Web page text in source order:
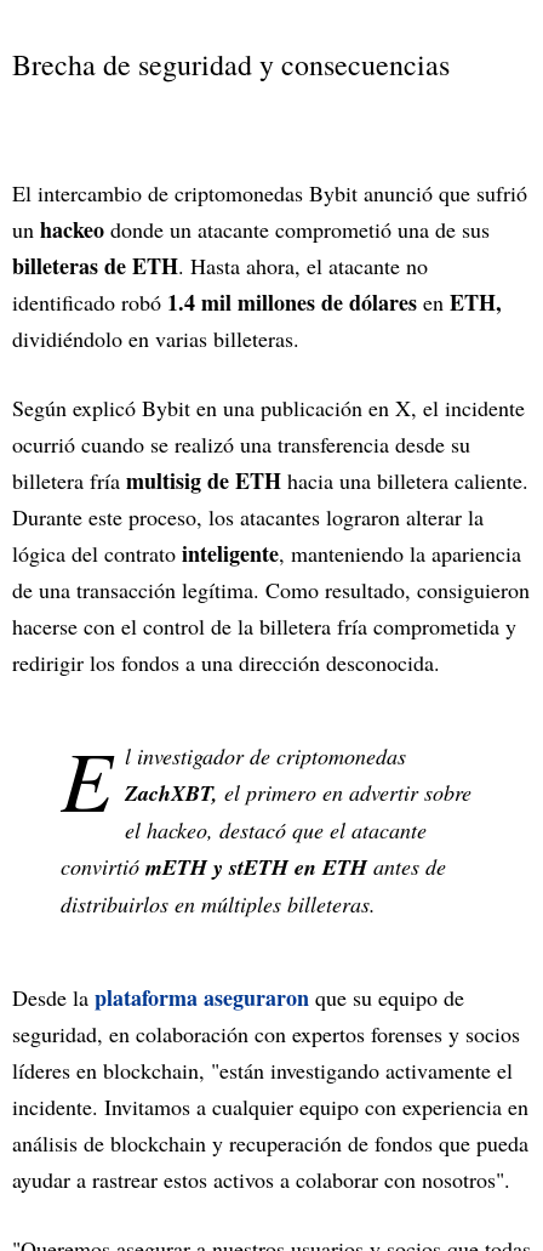
Brecha de seguridad y consecuencias
El intercambio de criptomonedas Bybit anunció que sufrió
un hackeo donde un atacante comprometió una de sus
billeteras de ETH. Hasta ahora, el atacante no
identificado robó 1.4 mil millones de dólares en ETH,
dividiéndolo en varias billeteras.
Según explicó Bybit en una publicación en X, el incidente
ocurrió cuando se realizó una transferencia desde su
billetera fría multisig de ETH hacia una billetera caliente.
Durante este proceso, los atacantes lograron alterar la
lógica del contrato inteligente, manteniendo la apariencia
de una transacción legítima. Como resultado, consiguieron
hacerse con el control de la billetera fría comprometida y
redirigir los fondos a una dirección desconocida.
E l investigador de criptomonedas
ZachXBT, el primero en advertir sobre
el hackeo, destacó que el atacante
convirtió mETH y stETH en ETHantes de
distribuirlos en múltiples billeteras.
Desde la plataforma aseguraron que su equipo de
seguridad, en colaboración con expertos forenses y socios
líderes en blockchain, "están investigando activamente el
incidente. Invitamos a cualquier equipo con experiencia en
análisis de blockchain y recuperación de fondos que pueda
ayudar a rastrear estos activos a colaborar con nosotros".